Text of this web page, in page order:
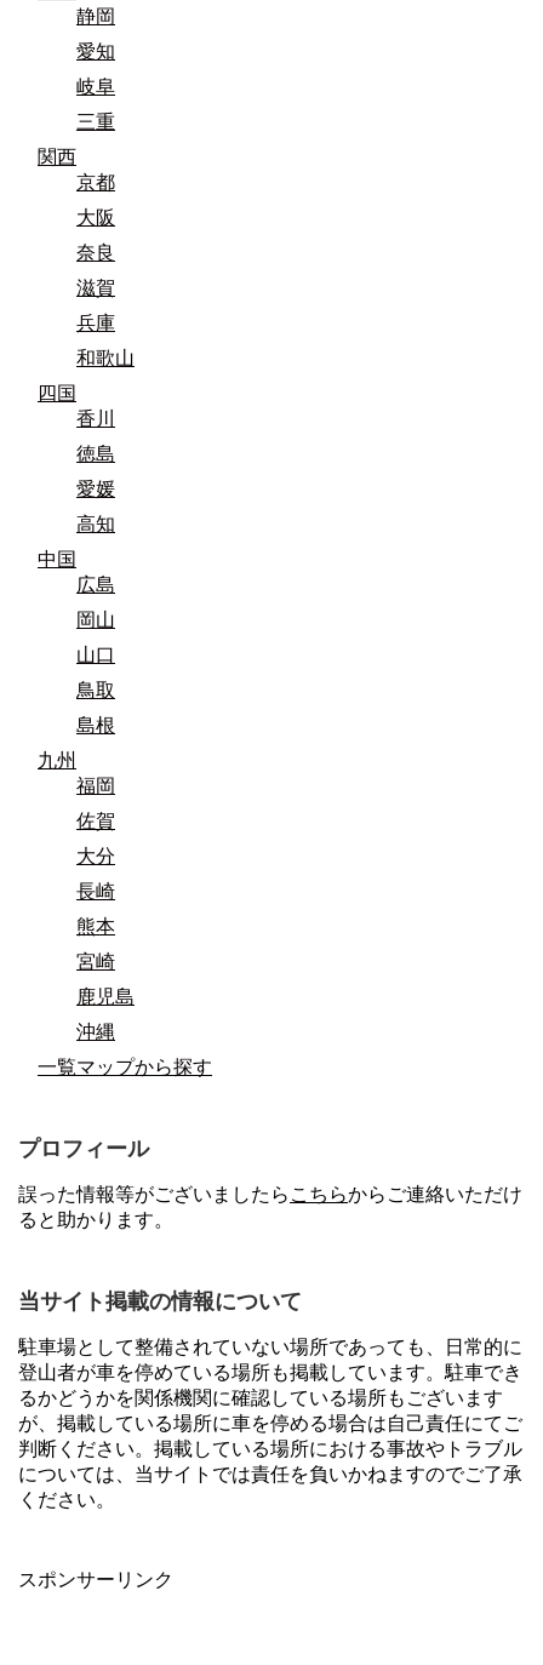
静岡
愛知
岐阜
三重
関西
京都
大阪
奈良
滋賀
兵庫
和歌山
四国
香川
徳島
愛媛
高知
中国
広島
岡山
山口
鳥取
島根
九州
福岡
佐賀
大分
長崎
熊本
宮崎
鹿児島
沖縄
一覧マップから探す
プロフィール
誤った情報等がございましたら こちらからご連絡いただけ
ると助かります。
当サイト掲載の情報について
駐車場として整備されていない場所であっても、日常的に
登山者が車を停めている場所も掲載しています。駐車でき
るかどうかを関係機関に確認している場所もございます
が、掲載している場所に車を停める場合は自己責任にてご
判断ください。掲載している場所における事故やトラブル
については、当サイトでは責任を負いかねますのでご了承
ください。
スポンサーリンク